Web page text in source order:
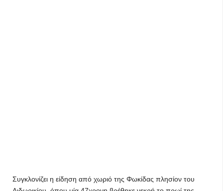
Συγκλονίζει η είδηση από χωριό της Φωκίδας πλησίον του